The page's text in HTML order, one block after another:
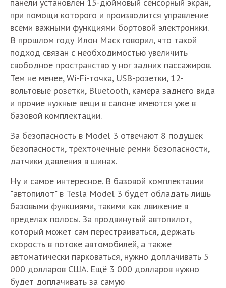
панели установлен 15-дюймовый сенсорный экран,
при помощи которого и производится управление
всеми важными функциями бортовой электроники.
В прошлом году Илон Маск говорил, что такой
подход связан с необходимостью увеличить
свободное пространство у ног задних пассажиров.
Тем не менее, Wi-Fi-точка, USB-розетки, 12-
вольтовые розетки, Bluetooth, камера заднего вида
и прочие нужные вещи в салоне имеются уже в
базовой комплектации.
За безопасность в Model 3 отвечают 8 подушек
безопасности, трёхточечные ремни безопасности,
датчики давления в шинах.
Ну и самое интересное. В базовой комплектации
"автопилот" в Tesla Model 3 будет обладать лишь
базовыми функциями, такими как движение в
пределах полосы. За продвинутый автопилот,
который может сам перестраиваться, держать
скорость в потоке автомобилей, а также
автоматически парковаться, нужно доплачивать 5
000 долларов США. Ещё 3 000 долларов нужно
будет доплачивать за самую